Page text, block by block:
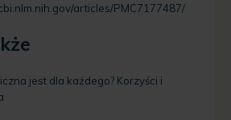
articles/PMC7177487/
jest dla każdego? Korzyści i